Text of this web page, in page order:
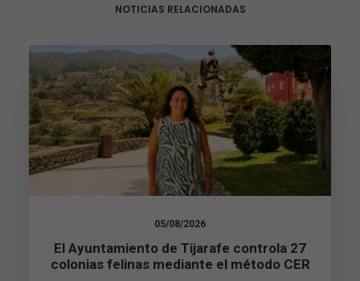
NOTICIAS RELACIONADAS
05/08/2026
El Ayuntamiento de Tijarafe controla 27
colonias felinas mediante el método CER
son
opcionales.
Son